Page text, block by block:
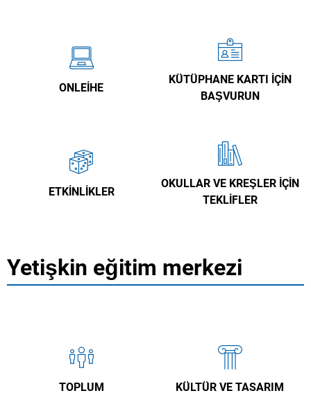
ONLEIHE
KÜTÜPHANE KARTI IÇIN
BAŞVURUN
ETKINLIKLER
OKULLAR VE KREŞLER IÇIN
TEKLIFLER
Yetişkin eğitim merkezi
TOPLUM KÜLTÜR VE TASARIM